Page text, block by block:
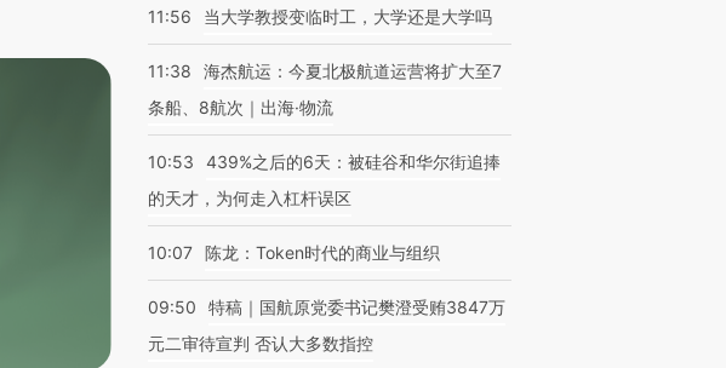
11:56 当大学教授变临时工，大学还是大学吗
11:38
海杰航运：今夏北极航道运营将扩大至7
条船、8航次｜出海·物流
10:53
439%之后的6天：被硅谷和华尔街追捧
的天才，为何走入杠杆误区
10:07 陈龙：Token时代的商业与组织
09:50
特稿｜国航原党委书记樊澄受贿3847万
元二审待宣判 否认大多数指控